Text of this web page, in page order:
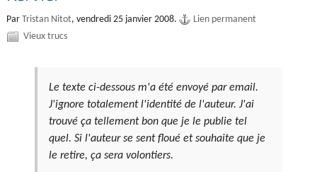
Par Tristan Nitot, vendredi 25 janvier 2008.
Lien permanent
Vieux trucs
Le texte ci-dessous m'a été envoyé par email.
J'ignore totalement l'identité de l'auteur. J'ai
trouvé ça tellement bon que je le publie tel
quel. Si l'auteur se sent floué et souhaite que je
le retire, ça sera volontiers.